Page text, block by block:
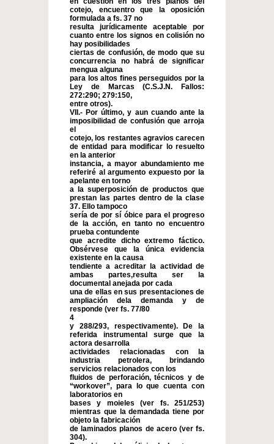
cotejo, encuentro que la oposición
formulada a fs. 37 no
resulta jurídicamente aceptable por
cuanto entre los signos en colisión no
hay posibilidades
ciertas de confusión, de modo que su
concurrencia no habrá de significar
mengua alguna
para los altos fines perseguidos por la
Ley de Marcas (C.S.J.N. Fallos:
272:290; 279:150,
entre otros).
VII.- Por último, y aun cuando ante la
imposibilidad de confusión que arroja
el
cotejo, los restantes agravios carecen
de entidad para modificar lo resuelto
en la anterior
instancia, a mayor abundamiento me
referiré al argumento expuesto por la
apelante en torno
a la superposición de productos que
prestan las partes dentro de la clase
37. Ello tampoco
sería de por sí óbice para el progreso
de la acción, en tanto no encuentro
prueba contundente
que acredite dicho extremo fáctico.
Obsérvese que la única evidencia
existente en la causa
tendiente a acreditar la actividad de
ambas partes,resulta ser la
documental anejada por cada
una de ellas en sus presentaciones de
ampliación dela demanda y de
responde (ver fs. 77/80
4
y 288/293, respectivamente). De la
referida instrumental surge que la
actora desarrolla
actividades relacionadas con la
industria petrolera, brindando
servicios relacionados con los
fluidos de perforación, técnicos y de
“workover”, para lo que cuenta con
laboratorios en
bases y moieles (ver fs. 251/253)
mientras que la demandada tiene por
objeto la fabricación
de laminados planos de acero (ver fs.
304).